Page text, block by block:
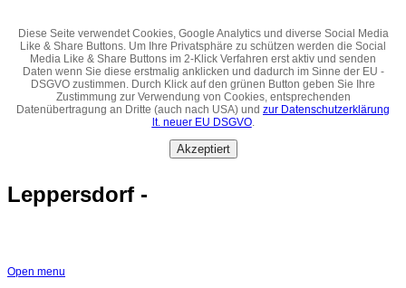
Diese Seite verwendet Cookies, Google Analytics und diverse Social Media
Like & Share Buttons. Um Ihre Privatsphäre zu schützen werden die Social
Media Like & Share Buttons im 2-Klick Verfahren erst aktiv und senden
Daten wenn Sie diese erstmalig anklicken und dadurch im Sinne der EU -
DSGVO zustimmen. Durch Klick auf den grünen Button geben Sie Ihre
Zustimmung zur Verwendung von Cookies, entsprechenden
Datenübertragung an Dritte (auch nach USA) und zur Datenschutzerklärung
lt. neuer EU DSGVO.
Akzeptiert
Leppersdorf -
Open menu